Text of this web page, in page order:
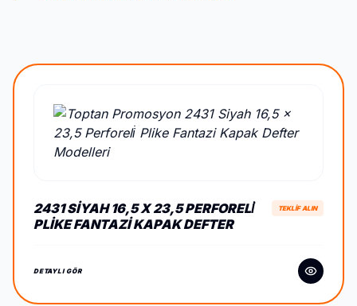
2431 SIYAH 16,5 X 23,5 PERFORELİ
PLIKE FANTAZI KAPAK DEFTER
TEKLİF ALIN
DETAYLI GÖR